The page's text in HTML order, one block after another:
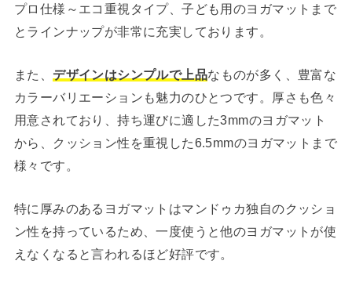
プロ仕様～エコ重視タイプ、子ども用のヨガマットまで
とラインナップが非常に充実しております。
また、 デザインはシンプルで上品なものが多く、豊富な
カラーバリエーションも魅力のひとつです。厚さも色々
用意されており、持ち運びに適した3mmのヨガマット
から、クッション性を重視した6.5mmのヨガマットまで
様々です。
特に厚みのあるヨガマットはマンドゥカ独自のクッショ
ン性を持っているため、一度使うと他のヨガマットが使
えなくなると言われるほど好評です。